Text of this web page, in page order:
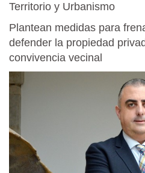
Territorio y Urbanismo
Plantean medidas para
defender la propiedad
convivencia vecinal